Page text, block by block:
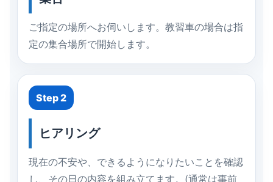
ご指定の場所へお伺いします。教習車の場合は指
定の集合場所で開始します。
Step 2
ヒアリング
現在の不安や、できるようになりたいことを確認
し、その日の内容を組み立てます。(通常は事前